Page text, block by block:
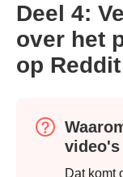
Deel 4:
over het
op Reddit
video's
Dat komt